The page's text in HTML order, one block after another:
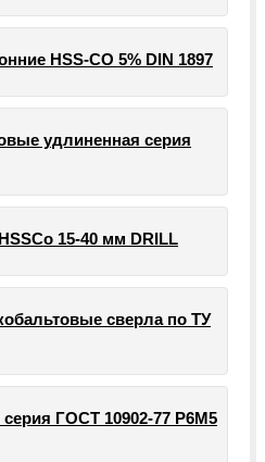
HSS-CO 5% DIN 1897
удлиненная серия
15-40 мм DRILL
сверла по ТУ
ГОСТ 10902-77 Р6М5